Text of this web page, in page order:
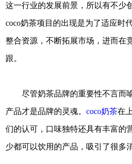
这一行业的发展前景，所以有不少
coco奶茶项目的出现是为了适应时
整合资源，不断拓展市场，进而在
跟。
尽管奶茶品牌的重要性不言而
产品才是品牌的灵魂。coco奶茶在
们的认可，口味独特还具有丰富的
少都可以饮用的产品，吸引了很多